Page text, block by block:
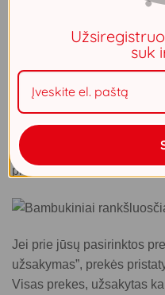
Ieškote švelnių ir
BAMBOU kolekciją:
dekoruota 100%
Rankšluosčių tankis visai
bambukinis siūlas yra
medvilninis, pats
plonas.
Jei prie jūsų pasirinktos
užsakymas”, prekės
Visas prekes, užsakytas
suk